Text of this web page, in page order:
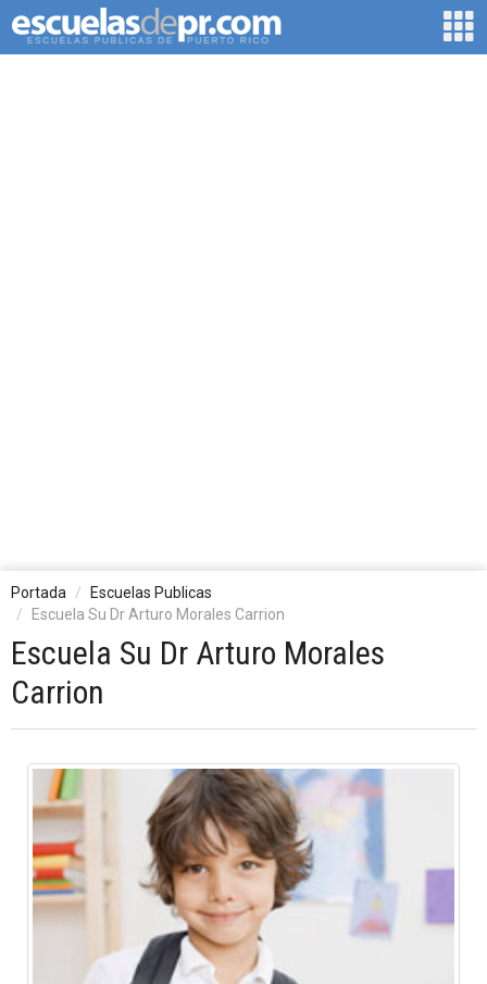
Portada
Escuelas Publicas
Escuela Su Dr Arturo Morales Carrion
Escuela Su Dr Arturo Morales
Carrion